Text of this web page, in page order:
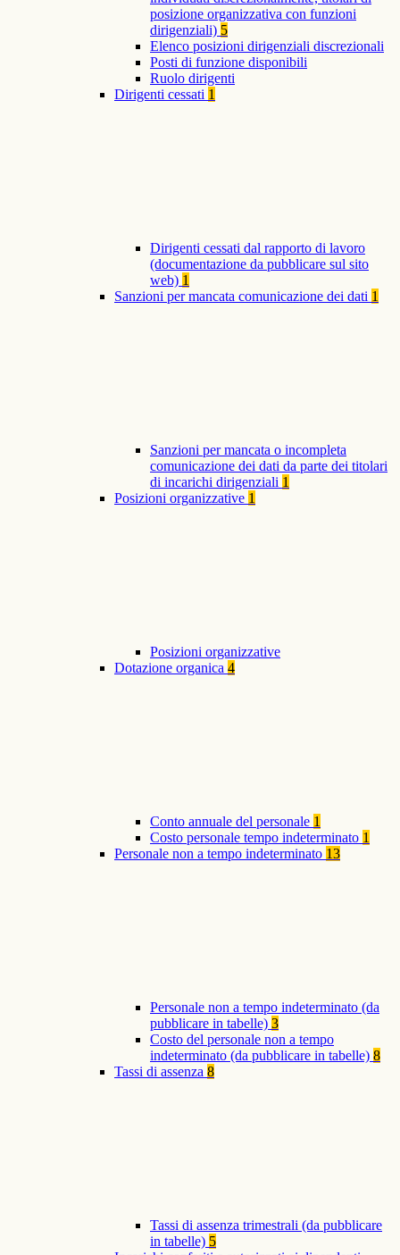
posizione organizzativa con funzioni
dirigenziali) 5
Elenco posizioni dirigenziali discrezionali
Posti di funzione disponibili
Ruolo dirigenti
Dirigenti cessati 1
Dirigenti cessati dal rapporto di lavoro
(documentazione da pubblicare sul sito
web) 1
Sanzioni per mancata comunicazione dei dati 1
Sanzioni per mancata o incompleta
comunicazione dei dati da parte dei titolari
di incarichi dirigenziali 1
Posizioni organizzative 1
Posizioni organizzative
Dotazione organica 4
Conto annuale del personale 1
Costo personale tempo indeterminato 1
Personale non a tempo indeterminato 13
Personale non a tempo indeterminato (da
pubblicare in tabelle) 3
Costo del personale non a tempo
indeterminato (da pubblicare in tabelle) 8
Tassi di assenza 8
Tassi di assenza trimestrali (da pubblicare
in tabelle) 5